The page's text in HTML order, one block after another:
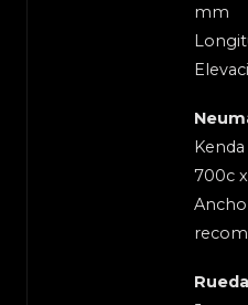
mm
700c